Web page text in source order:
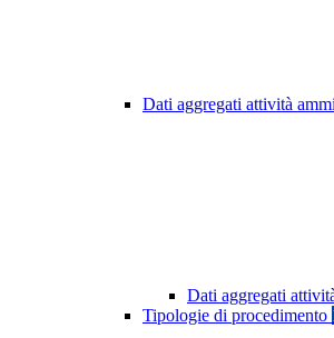
Dati aggregati attività
Dati aggregati
Tipologie di procedimento